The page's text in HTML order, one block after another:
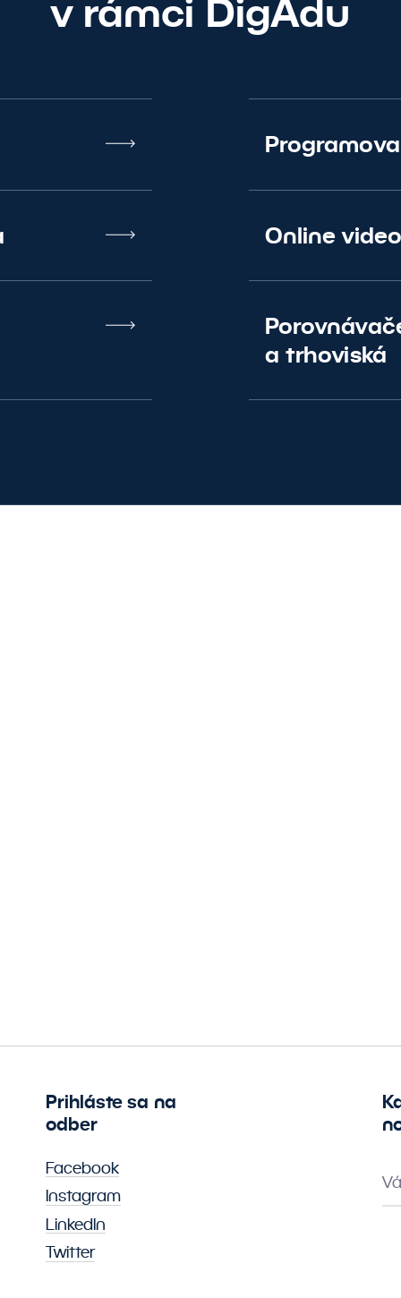
v rámci DigAdu
Online
a trhoviská
Prihláste sa na
odber
Facebook
Instagram
LinkedIn
Twitter